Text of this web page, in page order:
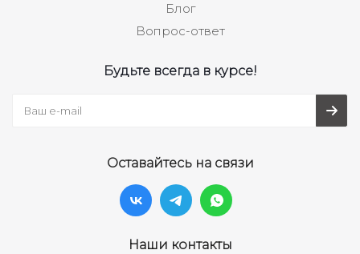
Блог
Вопрос-ответ
Будьте всегда в курсе!
Оставайтесь на связи
Наши контакты